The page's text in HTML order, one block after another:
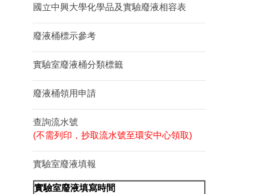
國立中興大學化學品及實驗廢液相容表
廢液桶標示參考
實驗室廢液桶分類標籤
廢液桶領用申請
查詢流水號
(不需列印，抄取流水號至環安中心領取)
實驗室廢液填報
實驗室廢液填寫時間